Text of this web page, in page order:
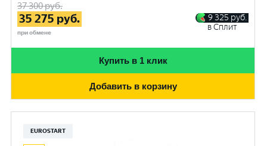
37 300руб.
35 275 руб.
при обмене
9 325 руб.
в Сплит
Купить в 1 клик
Добавить в корзину
EUROSTART